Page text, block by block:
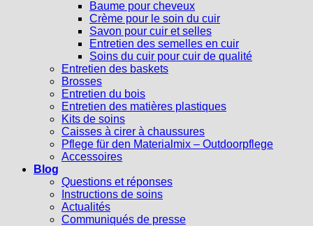
Baume pour cheveux
Crème pour le soin du cuir
Savon pour cuir et selles
Entretien des semelles en cuir
Soins du cuir pour cuir de qualité
Entretien des baskets
Brosses
Entretien du bois
Entretien des matières plastiques
Kits de soins
Caisses à cirer à chaussures
Pflege für den Materialmix – Outdoorpflege
Accessoires
Blog
Questions et réponses
Instructions de soins
Actualités
Communiqués de presse